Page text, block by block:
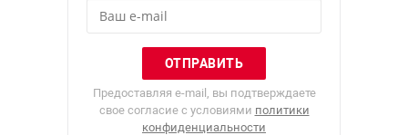
Предоставляя e-mail, вы подтверждаете
свое согласие с условиями политики
конфиденциальности